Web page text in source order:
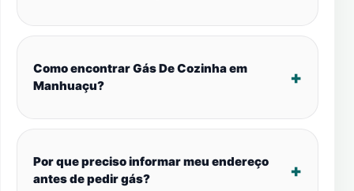
Como encontrar Gás De Cozinha em
Manhuaçu?
Por que preciso informar meu endereço
antes de pedir gás?